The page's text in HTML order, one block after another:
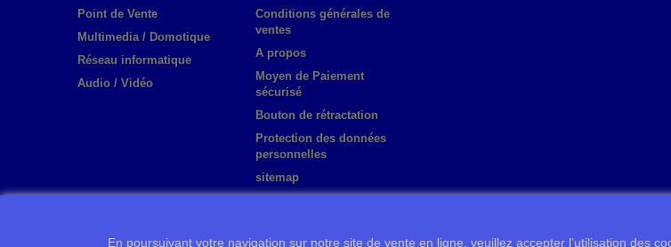
Point de Vente
Multimedia / Domotique
Réseau informatique
Audio / Vidéo
Conditions générales de
ventes
A propos
Moyen de Paiement
sécurisé
Bouton de rétractation
Protection des données
personnelles
sitemap
En poursuivant votre navigation sur notre site de vente en ligne, veuillez accepter l’utilisation des